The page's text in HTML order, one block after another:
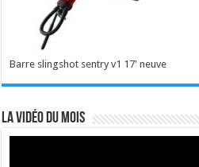
Barre slingshot sentry v1 17' neuve
La vidéo du mois